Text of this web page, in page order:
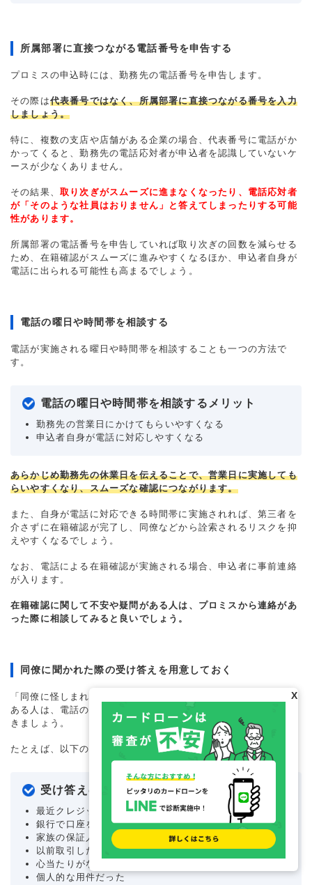
所属部署に直接つながる電話番号を申告する
プロミスの申込時には、勤務先の電話番号を申告します。
その際は代表番号ではなく、所属部署に直接つながる番号を入力
しましょう。
特に、複数の支店や店舗がある企業の場合、代表番号に電話がか
かってくると、勤務先の電話応対者が申込者を認識していないケ
ースが少なくありません。
その結果、 取り次ぎがスムーズに進まなくなったり、電話応対者
が「そのような社員はおりません」と答えてしまったりする可能
性があります。
所属部署の電話番号を申告していれば取り次ぎの回数を減らせる
ため、在籍確認がスムーズに進みやすくなるほか、申込者自身が
電話に出られる可能性も高まるでしょう。
電話の曜日や時間帯を相談する
電話が実施される曜日や時間帯を相談することも一つの方法で
す。
電話の曜日や時間帯を相談するメリット
勤務先の営業日にかけてもらいやすくなる
申込者自身が電話に対応しやすくなる
あらかじめ勤務先の休業日を伝えることで、営業日に実施しても
らいやすくなり、スムーズな確認につながります。
また、自身が電話に対応できる時間帯に実施されれば、第三者を
介さずに在籍確認が完了し、同僚などから詮索されるリスクを抑
えやすくなるでしょう。
なお、電話による在籍確認が実施される場合、申込者に事前連絡
が入ります。
在籍確認に関して不安や疑問がある人は、プロミスから連絡があ
った際に相談してみると良いでしょう。
同僚に聞かれた際の受け答えを用意しておく
「同僚に怪しまれそう」「借入が知られるのでは」などの不安が
ある人は、電話の用件について聞かれた際の受け答えを考えてお
きましょう。
たとえば、以下のような対応が考えられます。
受け答えの例
最近クレジットカードを作った
銀行で口座を開設した
家族の保証人になった
以前取引した人からの電話だった
心当たりがない
個人的な用件だった
X